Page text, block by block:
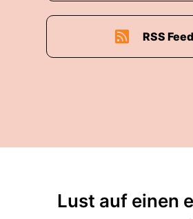
RSS Feed
Lust auf einen